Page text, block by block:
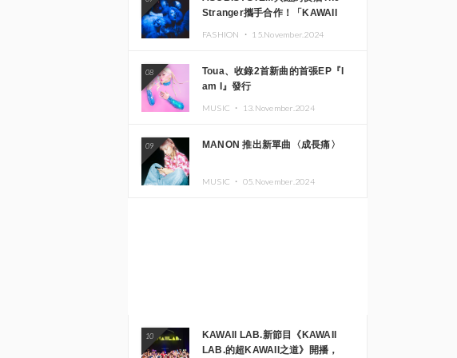
Stranger攜手合作！「KAWAII
FASHION ・ 15.November.2024
08
Toua、收錄2首新曲的首張EP『I
am I』發行
MUSIC ・ 13.November.2024
09 MANON 推出新單曲〈成長痛〉
MUSIC ・ 05.November.2024
10
KAWAII LAB.新節目《KAWAII
LAB.的超KAWAII之道》開播，